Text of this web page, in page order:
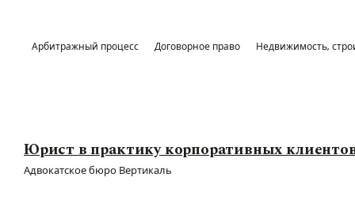
Арбитражный процесс Договорное право Недвижимость,
Юрист в практику корпоративных
Адвокатское бюро Вертикаль